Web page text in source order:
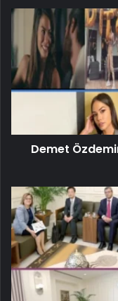
Demet